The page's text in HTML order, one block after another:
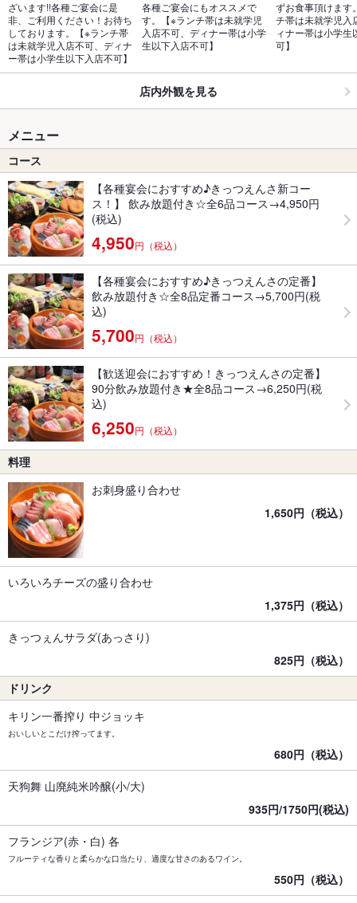
ざいます!!各種ご宴会に是
非、ご利用ください！お待ち
しております。【※ランチ帯
は未就学児入店不可、ディナ
ー帯は小学生以下入店不可】
各種ご宴会にもオススメで
す。【※ランチ帯は未就学児
入店不可、ディナー帯は小学
生以下入店不可】
ずお食事頂けます
チ帯は未就学児入
ィナー帯は小学生
可】
店内外観を見る
メニュー
コース
【各種宴会におすすめ♪きっつえんさ新コー
ス！】 飲み放題付き☆全6品コース→4,950円
(税込)
4,950円（税込）
【各種宴会におすすめ♪きっつえんさの定番】
飲み放題付き☆全8品定番コース→5,700円(税
込)
5,700円（税込）
【歓送迎会におすすめ！きっつえんさの定番】
90分飲み放題付き★全8品コース→6,250円(税
込)
6,250円（税込）
料理
お刺身盛り合わせ
1,650円（税込）
いろいろチーズの盛り合わせ
1,375円（税込）
きっつぇんサラダ(あっさり)
825円（税込）
ドリンク
キリン一番搾り 中ジョッキ
おいしいとこだけ搾ってます。
680円（税込）
天狗舞 山廃純米吟醸(小/大)
935円/1750円(税込)
フランジア(赤・白) 各
フルーティな香りと柔らかな口当たり、適度な甘さのあるワイン。
550円（税込）